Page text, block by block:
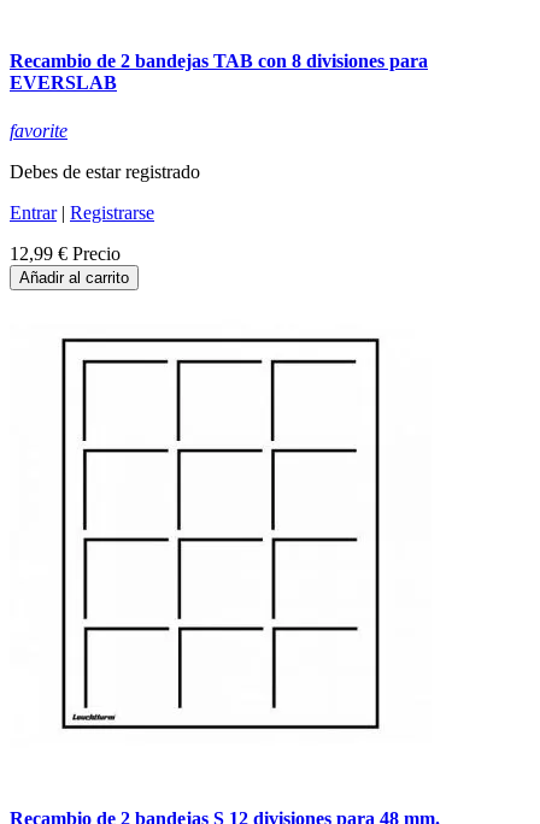
Recambio de 2 bandejas TAB con 8 divisiones para
EVERSLAB
favorite
Debes de estar registrado
Entrar| Registrarse
12,99 € Precio
Añadir al carrito
Recambio de 2 bandejas S 12 divisiones para 48 mm.